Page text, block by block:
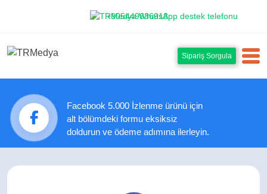
+905449636913
Sipariş Sorgula
Facebook 5.000 İzlenme ürünü için
alt bölümdeki formu eksiksiz
doldurun ve ödeme adımına ilerleyin.